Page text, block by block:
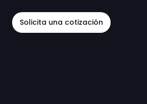
Solicita una cotización